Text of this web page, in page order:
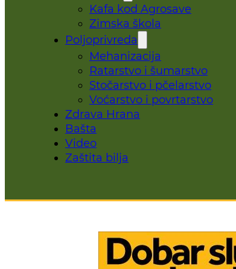
Kafa kod Agrosave
Zimska škola
Poljoprivreda
Mehanizacija
Ratarstvo i šumarstvo
Stočarstvo i pčelarstvo
Voćarstvo i povrtarstvo
Zdrava Hrana
Bašta
Video
Zaštita bilja